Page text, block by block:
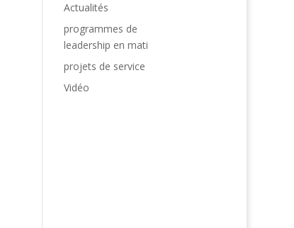
Actualités
programmes de
leadership en mati
projets de service
Vidéo